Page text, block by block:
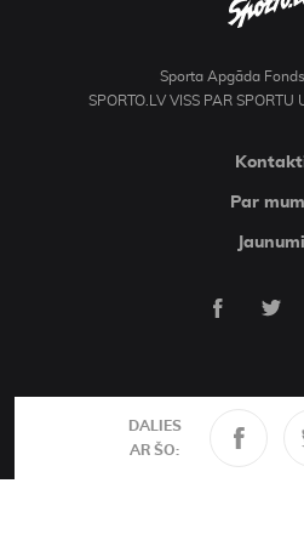
DALIES
AR ŠO:
Sporta Apgāda
SPORTO.LV VISS PAR SPORTU
Par
Jaunumi